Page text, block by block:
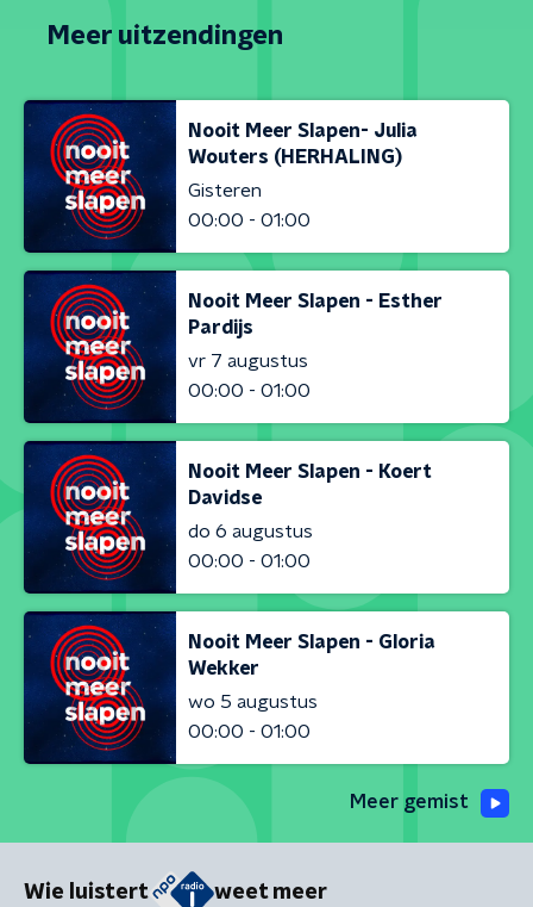
Meer uitzendingen
Nooit Meer Slapen- Julia
Wouters (HERHALING)
Gisteren
00:00 - 01:00
Nooit Meer Slapen - Esther
Pardijs
vr 7 augustus
00:00 - 01:00
Nooit Meer Slapen - Koert
Davidse
do 6 augustus
00:00 - 01:00
Nooit Meer Slapen - Gloria
Wekker
wo 5 augustus
00:00 - 01:00
Meer gemist
Wie luistert weet meer